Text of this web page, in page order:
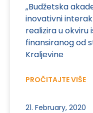
„Budžetska
inovativni
realizira u
finansiranog od
Kraljevine
PROČITAJTE VIŠE
21. February, 2020